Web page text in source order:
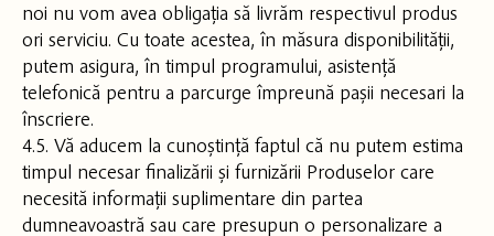
noi nu vom avea obligația să livrăm respectivul produs
ori serviciu. Cu toate acestea, în măsura disponibilității,
putem asigura, în timpul programului, asistență
telefonică pentru a parcurge împreună pașii necesari la
înscriere.
4.5. Vă aducem la cunoștință faptul că nu putem estima
timpul necesar finalizării și furnizării Produselor care
necesită informații suplimentare din partea
dumneavoastră sau care presupun o personalizare a